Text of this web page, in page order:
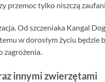
przemoc tylko niszczą
Od szczeniaka Kangal
w dorosłym życiu będzie
zagrożenia.
innymi zwierzętami